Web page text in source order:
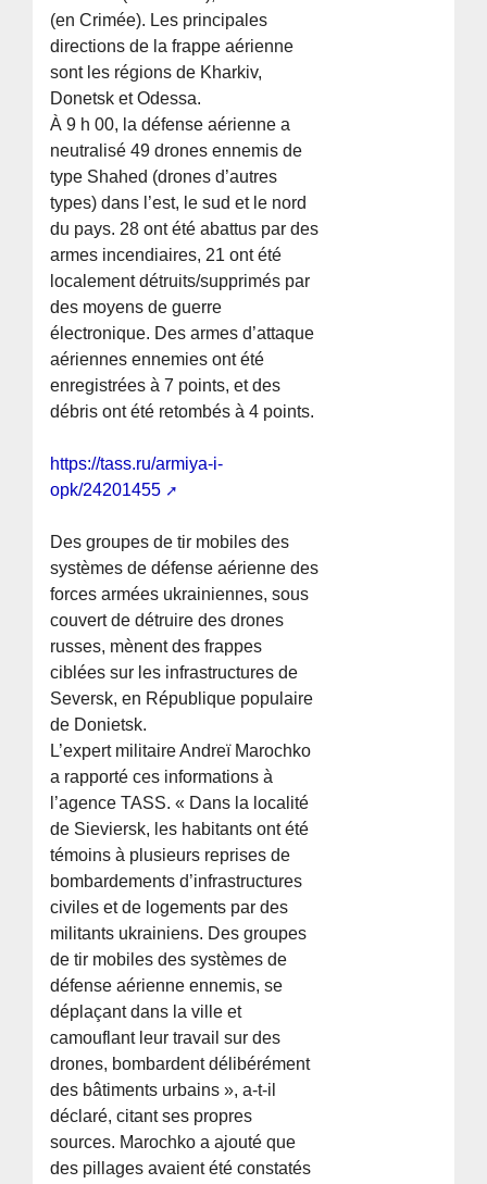
(en Crimée). Les principales
directions de la frappe aérienne
sont les régions de Kharkiv,
Donetsk et Odessa.
À 9 h 00, la défense aérienne a
neutralisé 49 drones ennemis de
type Shahed (drones d’autres
types) dans l’est, le sud et le nord
du pays. 28 ont été abattus par des
armes incendiaires, 21 ont été
localement détruits/supprimés par
des moyens de guerre
électronique. Des armes d’attaque
aériennes ennemies ont été
enregistrées à 7 points, et des
débris ont été retombés à 4 points.
https://tass.ru/armiya-i-
opk/24201455
Des groupes de tir mobiles des
systèmes de défense aérienne des
forces armées ukrainiennes, sous
couvert de détruire des drones
russes, mènent des frappes
ciblées sur les infrastructures de
Seversk, en République populaire
de Donietsk.
L’expert militaire Andreï Marochko
a rapporté ces informations à
l’agence TASS. « Dans la localité
de Sieviersk, les habitants ont été
témoins à plusieurs reprises de
bombardements d’infrastructures
civiles et de logements par des
militants ukrainiens. Des groupes
de tir mobiles des systèmes de
défense aérienne ennemis, se
déplaçant dans la ville et
camouflant leur travail sur des
drones, bombardent délibérément
des bâtiments urbains », a-t-il
déclaré, citant ses propres
sources. Marochko a ajouté que
des pillages avaient été constatés